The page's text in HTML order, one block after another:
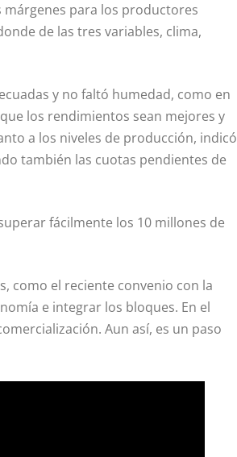
para los productores
de las tres variables, clima,
y no faltó humedad, como en
los rendimientos sean mejores y
a los niveles de producción, indicó
también las cuotas pendientes de
fácilmente los 10 millones de
como el reciente convenio con la
e integrar los bloques. En el
Aun así, es un paso